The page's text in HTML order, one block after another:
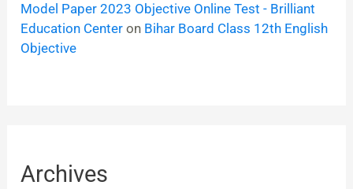
Model Paper 2023 Objective Online Test - Brilliant
Education Center on Bihar Board Class 12th English
Objective
Archives